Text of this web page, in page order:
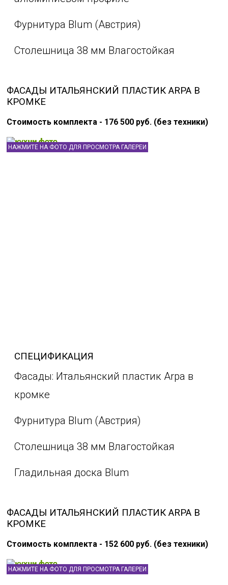
Фурнитура Blum (Австрия)
Столешница 38 мм Влагостойкая
ФАСАДЫ ИТАЛЬЯНСКИЙ ПЛАСТИК ARPA В
КРОМКЕ
Стоимость комплекта - 176 500 руб. (без техники)
НАЖМИТЕ НА ФОТО ДЛЯ ПРОСМОТРА ГАЛЕРЕИ
СПЕЦИФИКАЦИЯ
Фасады: Итальянский пластик Arpa в
кромке
Фурнитура Blum (Австрия)
Столешница 38 мм Влагостойкая
Гладильная доска Blum
ФАСАДЫ ИТАЛЬЯНСКИЙ ПЛАСТИК ARPA В
КРОМКЕ
Стоимость комплекта - 152 600 руб. (без техники)
НАЖМИТЕ НА ФОТО ДЛЯ ПРОСМОТРА ГАЛЕРЕИ